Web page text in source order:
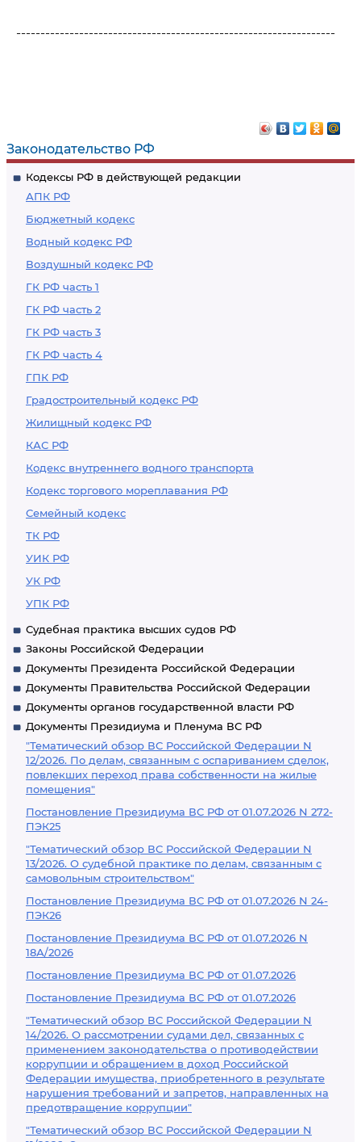
Законодательство РФ
Кодексы РФ в действующей редакции
АПК РФ
Бюджетный кодекс
Водный кодекс РФ
Воздушный кодекс РФ
ГК РФ часть 1
ГК РФ часть 2
ГК РФ часть 3
ГК РФ часть 4
ГПК РФ
Градостроительный кодекс РФ
Жилищный кодекс РФ
КАС РФ
Кодекс внутреннего водного транспорта
Кодекс торгового мореплавания РФ
Семейный кодекс
ТК РФ
УИК РФ
УК РФ
УПК РФ
Судебная практика высших судов РФ
Законы Российской Федерации
Документы Президента Российской Федерации
Документы Правительства Российской Федерации
Документы органов государственной власти РФ
Документы Президиума и Пленума ВС РФ
"Тематический обзор ВС Российской Федерации N
12/2026. По делам, связанным с оспариванием сделок,
повлекших переход права собственности на жилые
помещения"
Постановление Президиума ВС РФ от 01.07.2026 N 272-
ПЭК25
"Тематический обзор ВС Российской Федерации N
13/2026. О судебной практике по делам, связанным с
самовольным строительством"
Постановление Президиума ВС РФ от 01.07.2026 N 24-
ПЭК26
Постановление Президиума ВС РФ от 01.07.2026 N
18А/2026
Постановление Президиума ВС РФ от 01.07.2026
Постановление Президиума ВС РФ от 01.07.2026
"Тематический обзор ВС Российской Федерации N
14/2026. О рассмотрении судами дел, связанных с
применением законодательства о противодействии
коррупции и обращением в доход Российской
Федерации имущества, приобретенного в результате
нарушения требований и запретов, направленных на
предотвращение коррупции"
"Тематический обзор ВС Российской Федерации N
------------------------------------------------------------------